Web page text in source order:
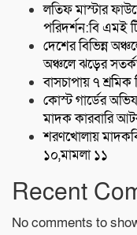
লতিফ মাস্টার
পরিদর্শন:বি এমই
দেশের বিভিন্ন
অঞ্চলে ঝড়ের
বাসচাপায় ৭
কোস্ট গার্ডের
মাদক কারবারি
শরণখোলায়
১০,মামলা ১১
Recent
No comments to